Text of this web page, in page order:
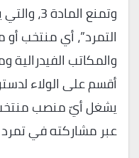
وتمنع
التمرد”، أي منتخب
والمكاتب الفيدرالية
أقسم على الولاء
يشغل أيّ منصب
عبر مشاركته في تمرد